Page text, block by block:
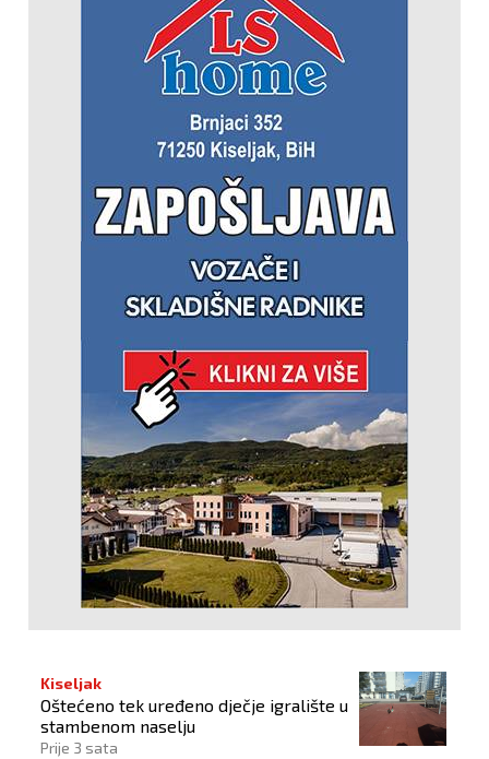
Kiseljak
Oštećeno tek uređeno dječje igralište u
stambenom naselju
Prije 3 sata